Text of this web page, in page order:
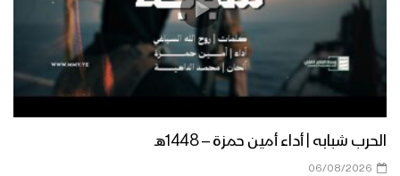
الحرب شبابه | أداء أمين حمزة – 1448هـ
06/08/2026